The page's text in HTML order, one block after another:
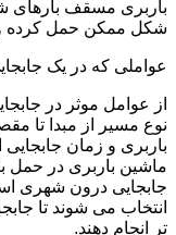
باربری مسقف بارهای
شکل ممکن حمل کرده
عواملی که در یک
از عوامل موثر در
نوع مسیر از مبدا تا
باربری و زمان
ماشین باربری در حمل
جابجایی درون شهری
انتخاب می شوند تا
تر انجام دهند.